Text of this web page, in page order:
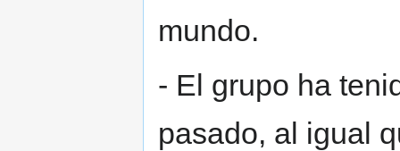
mundo.
- El grupo ha
pasado, al igual